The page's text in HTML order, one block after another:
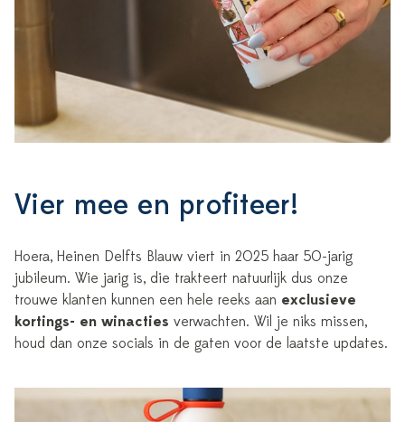
Vier mee en profiteer!
Hoera, Heinen Delfts Blauw viert in 2025 haar 50-jarig
jubileum. Wie jarig is, die trakteert natuurlijk dus onze
trouwe klanten kunnen een hele reeks aan exclusieve
kortings- en winacties verwachten. Wil je niks missen,
houd dan onze socials in de gaten voor de laatste updates.